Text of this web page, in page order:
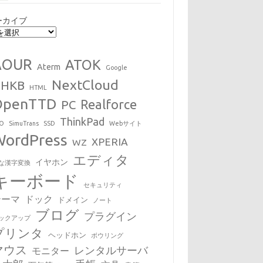
カイブ
Aterm ATOK Google
HTML NextCloud
PC Realforce
SimuTrans SSD ThinkPad Webサイト
WZ XPERIA
漢字変換 イヤホン エディタ
ーボード セキュリティ
マ ドック ドメイン ノート
クアップ ブログ プラグイン
リンタ ヘッドホン ボウリング
ウス モニター
レンタルサーバ